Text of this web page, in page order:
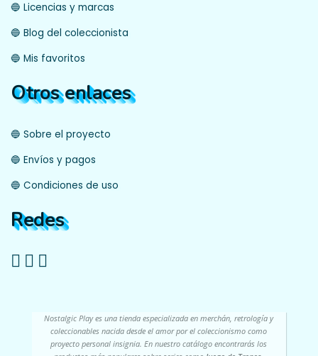
🔵 Licencias y marcas
🔵 Blog del coleccionista
🔵 Mis favoritos
Otros enlaces
🔵 Sobre el proyecto
🔵 Envíos y pagos
🔵 Condiciones de uso
Redes
Nostalgic Play es una tienda especializada en merchán, retrología y
coleccionables nacida desde el amor por el coleccionismo como
proyecto personal insignia. En nuestro catálogo encontrarás los